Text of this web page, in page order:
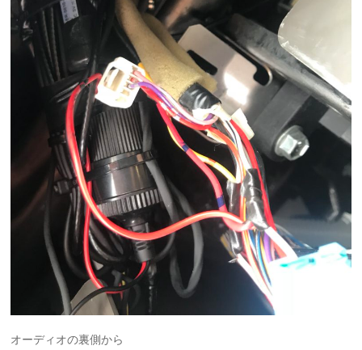
オーディオの裏側から